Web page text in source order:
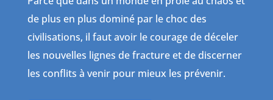
de plus en plus dominé par le choc des
civilisations, il faut avoir le courage de déceler
les nouvelles lignes de fracture et de discerner
les conflits à venir pour mieux les prévenir.